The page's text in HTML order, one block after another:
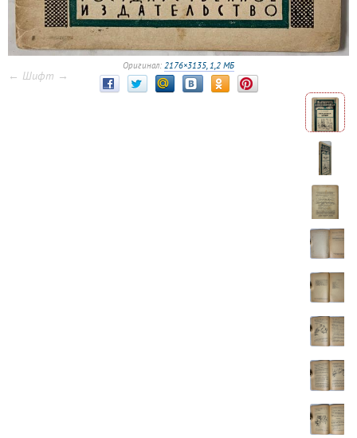
Оригинал: 2176×3135, 1,2 МБ
← Шифт →